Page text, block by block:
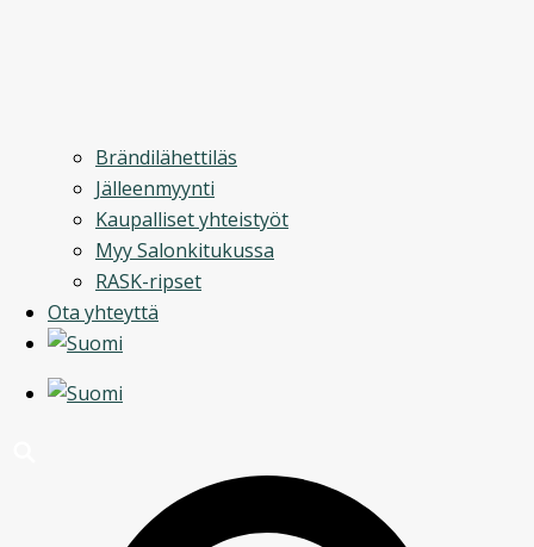
Brändilähettiläs
Jälleenmyynti
Kaupalliset yhteistyöt
Myy Salonkitukussa
RASK-ripset
Ota yhteyttä